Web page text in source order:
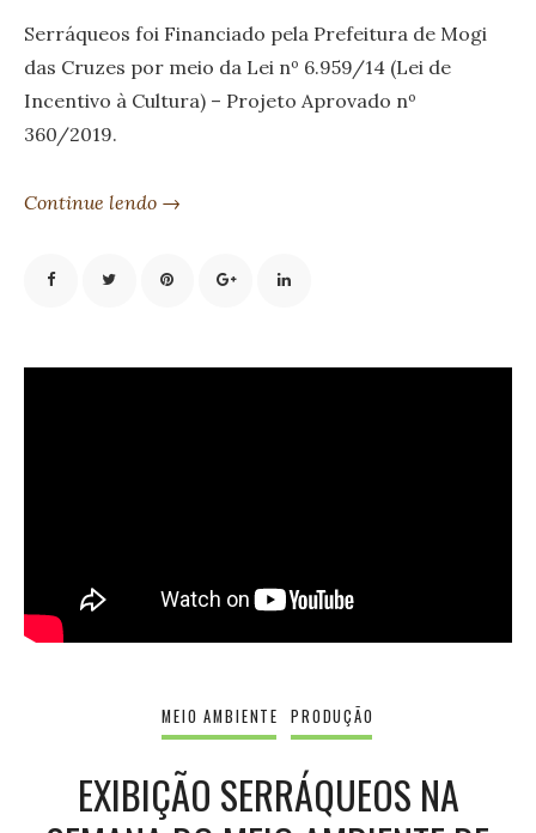
Serráqueos foi Financiado pela Prefeitura de Mogi
das Cruzes por meio da Lei nº 6.959/14 (Lei de
Incentivo à Cultura) – Projeto Aprovado nº
360/2019.
Continue lendo →
MEIO AMBIENTE PRODUÇÃO
EXIBIÇÃO SERRÁQUEOS NA